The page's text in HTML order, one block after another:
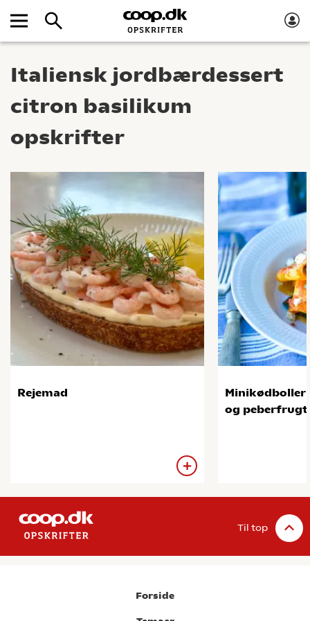
Italiensk jordbærdessert
citron basilikum
opskrifter
Rejemad
Minikødboller
og
Til top
Forside